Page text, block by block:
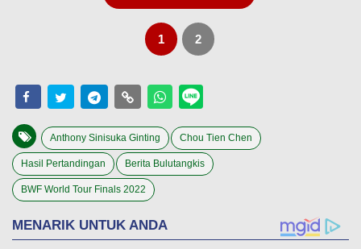
1 2
Anthony Sinisuka Ginting Chou Tien Chen
Hasil Pertandingan Berita Bulutangkis
BWF World Tour Finals 2022